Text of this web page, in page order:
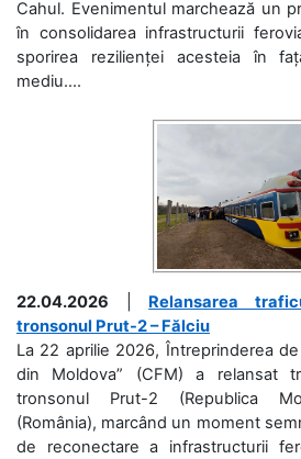
Cahul. Evenimentul marchează un
în consolidarea infrastructurii
sporirea rezilienței acesteia în
mediu....
22.04.2026
Relansarea
tronsonul Prut-2 – Fălciu
La 22 aprilie 2026, Întreprinderea de
din Moldova” (CFM) a relansat
tronsonul Prut-2 (Republica
(România), marcând un moment
de reconectare a infrastructurii